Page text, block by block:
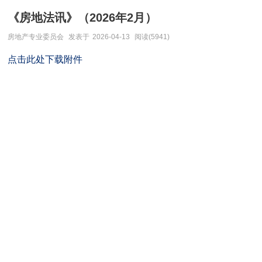
《房地法讯》（2026年2月）
房地产专业委员会 发表于 2026-04-13 阅读(5941)
点击此处下载附件